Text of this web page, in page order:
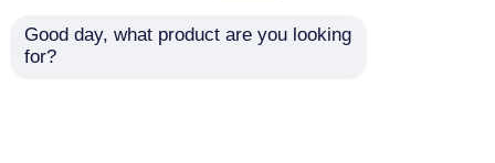
YUCHAI เครื่องกำเนิดไฟฟ้าดีเซล
YANGDONG Power
Standby เครื่องผลิต
YANGDONG 64kW
Good day, what product are you looking
for?